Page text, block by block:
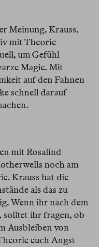
Meinung, Krauss,
mit Theorie
um Gefühl
Magie. Mit
auf den Fahnen
schnell darauf
mit Rosalind
noch am
Krauss hat die
als das zu
Wenn ihr nach dem
solltet ihr fragen, ob
Ausbleiben von
euch Angst